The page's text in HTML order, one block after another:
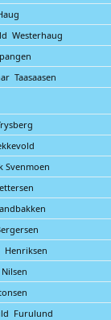
Westerhaug
Taasaasen
Svenmoen
Henriksen
Furulund